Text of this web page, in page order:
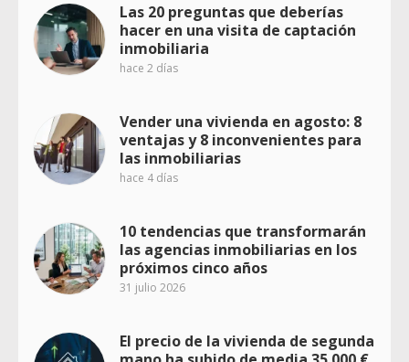
Las 20 preguntas que deberías
hacer en una visita de captación
inmobiliaria
hace 2 días
Vender una vivienda en agosto: 8
ventajas y 8 inconvenientes para
las inmobiliarias
hace 4 días
10 tendencias que transformarán
las agencias inmobiliarias en los
próximos cinco años
31 julio 2026
El precio de la vivienda de segunda